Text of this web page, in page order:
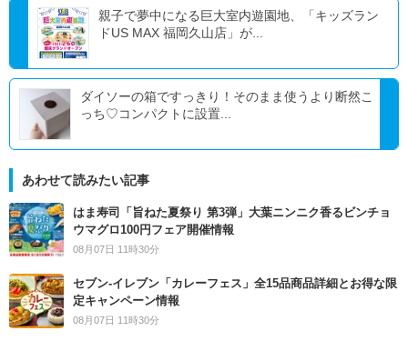
親子で夢中になる巨大室内遊園地、「キッズラン
ドUS MAX 福岡久山店」が...
ダイソーの箱ですっきり！そのまま使うより断然こ
っち♡コンパクトに設置...
あわせて読みたい記事
はま寿司「旨ねた夏祭り 第3弾」大葉ニンニク香るビンチョ
ウマグロ100円フェア開催情報
08月07日 11時30分
セブン‐イレブン「カレーフェス」全15品商品詳細とお得な限
定キャンペーン情報
08月07日 11時30分